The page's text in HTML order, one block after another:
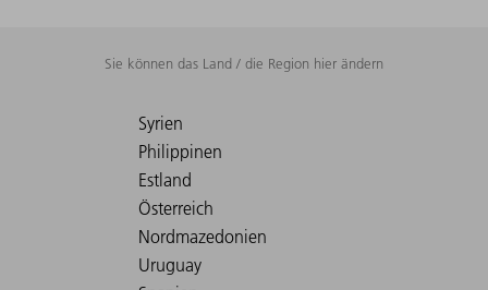
Sie können das Land / die Region hier ändern